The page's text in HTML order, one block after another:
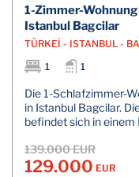
1-Zimmer-
Istanbul Bagcilar
TÜRKEİ - ISTANBUL -
1
1
Die 1-Schlafzimmer-
in Istanbul Bagcilar.
befindet sich in einem
139.000 EUR
129.000 EUR